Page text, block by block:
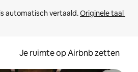
automatisch vertaald. Originele taal
Je ruimte op Airbnb zetten